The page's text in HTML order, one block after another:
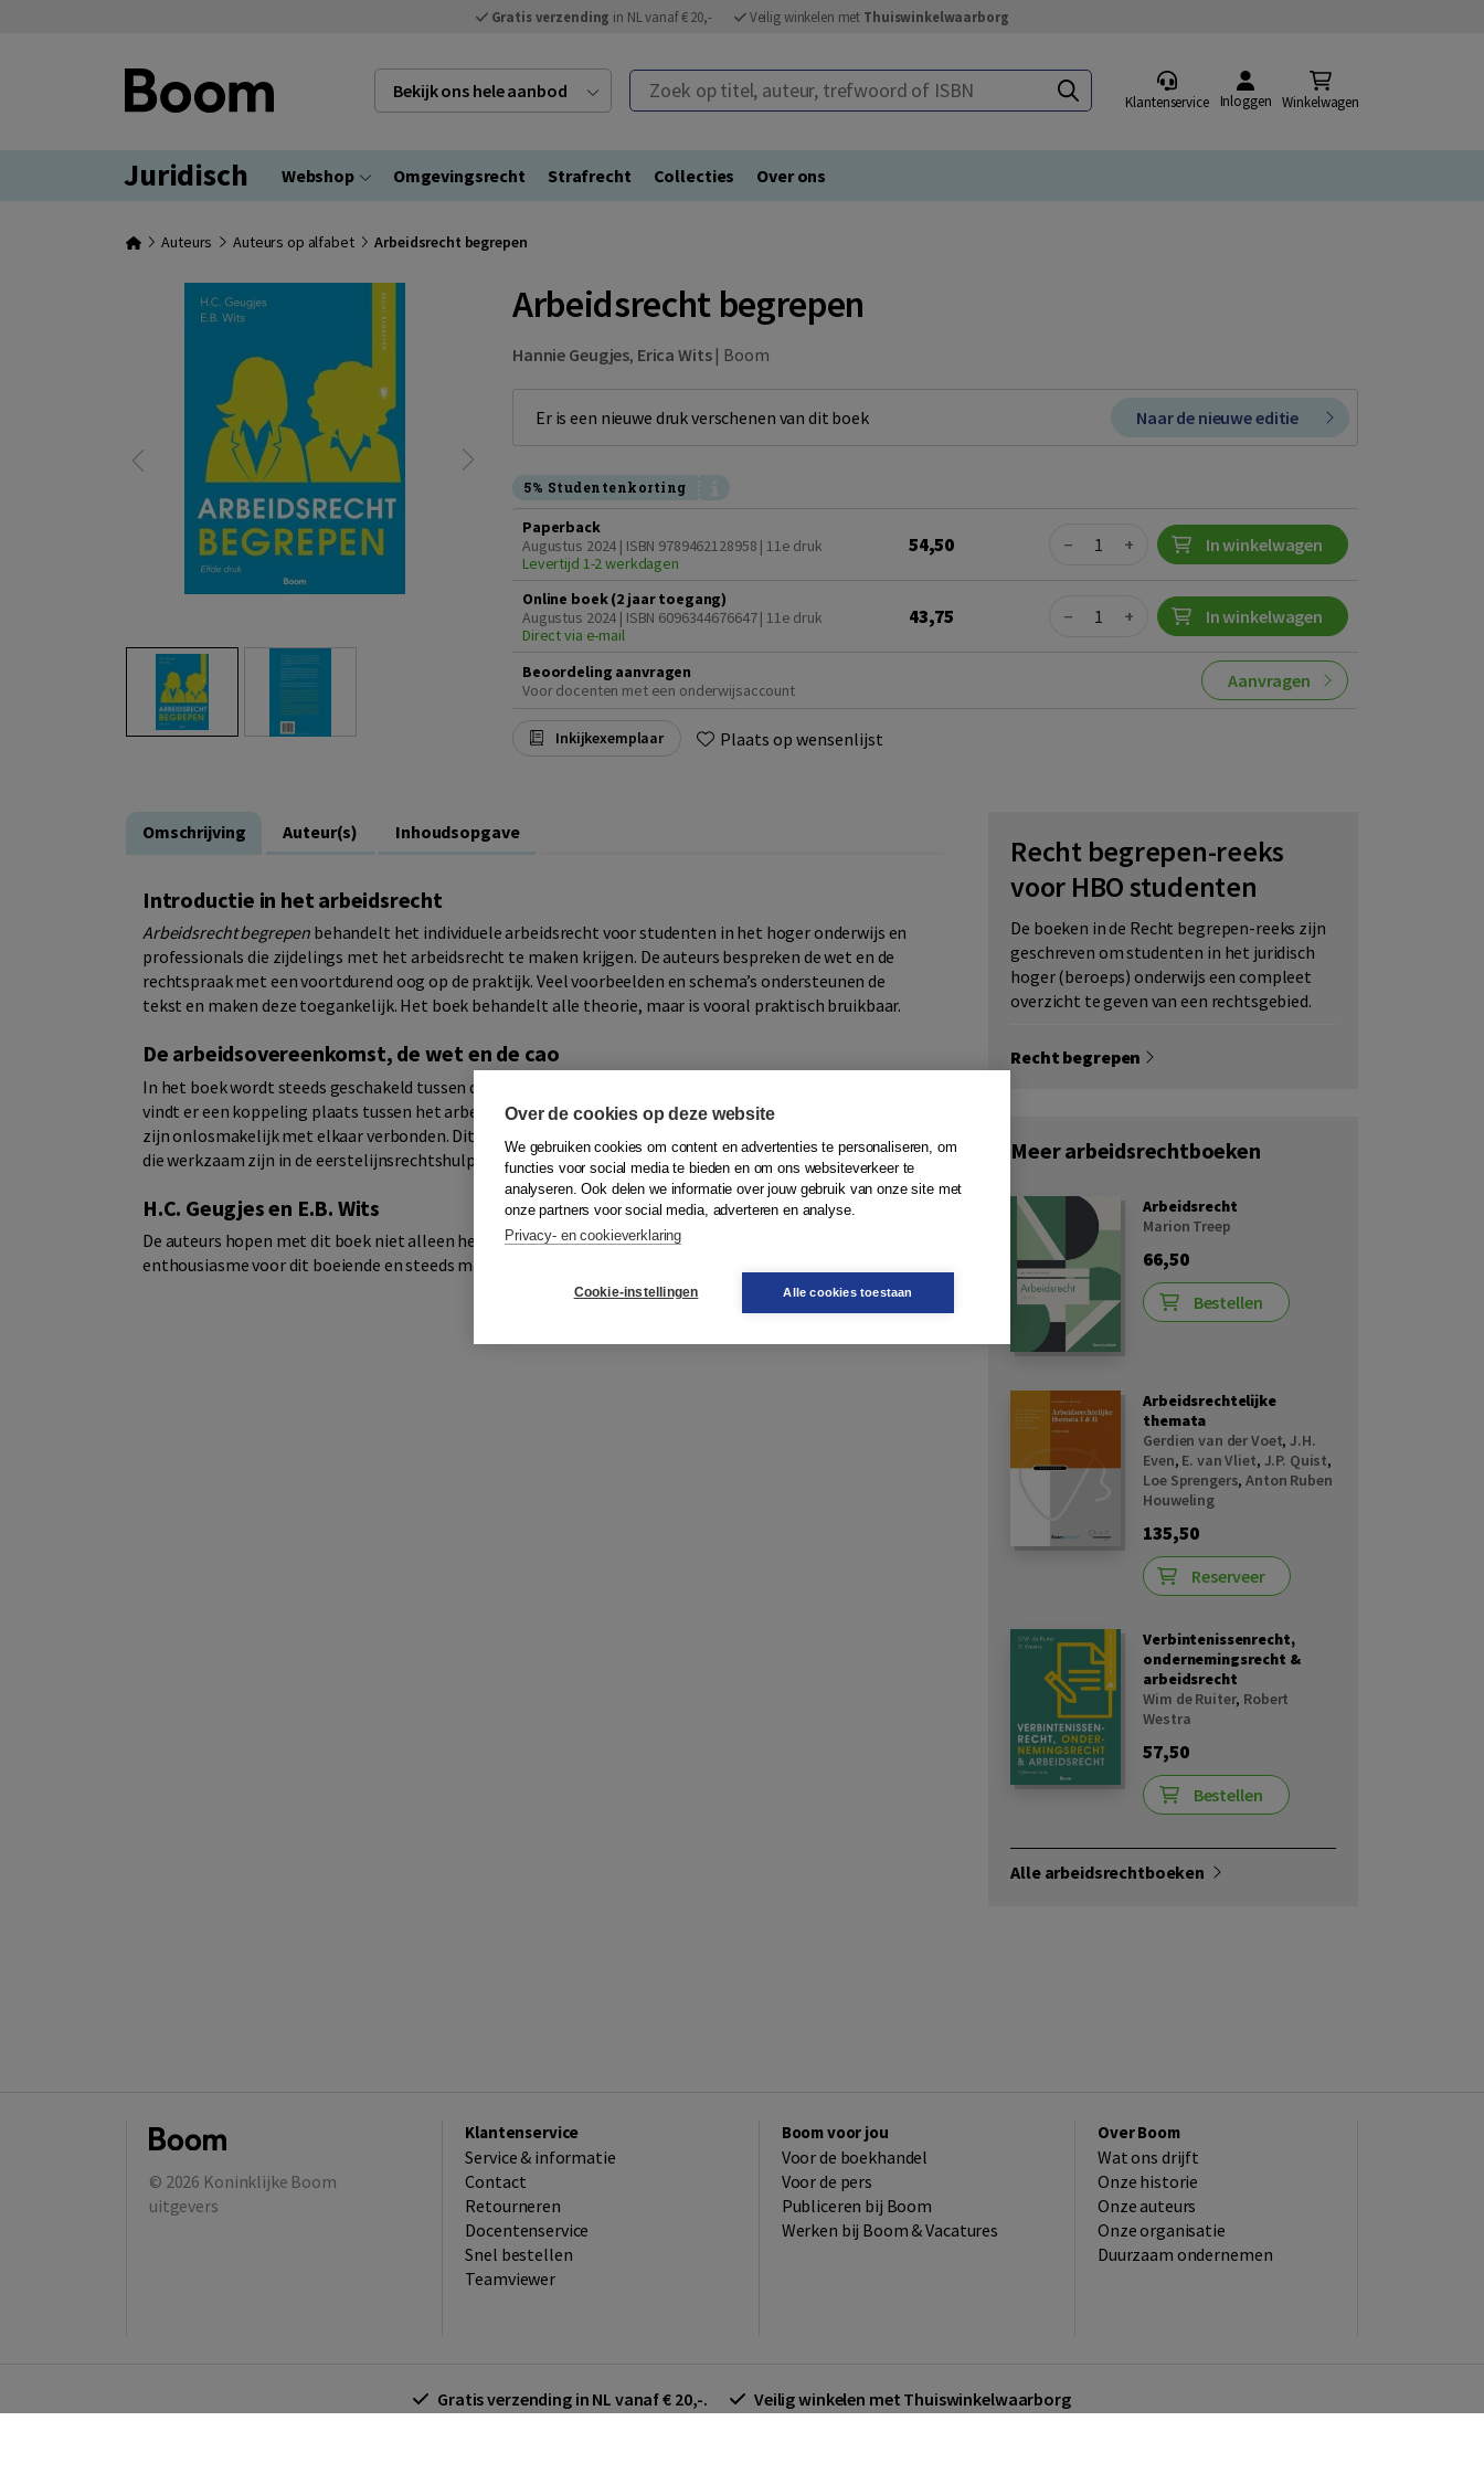
Gratis verzending in NL vanaf € 20,- Veilig winkelen met Thuiswinkelwaarborg
Bekijk ons hele aanbod Zoek op titel, auteur, trefwoord of ISBN
Klantenservice Inloggen Winkelwagen
Juridisch Webshop Omgevingsrecht Strafrecht Collecties Over ons
Auteurs Auteurs op alfabet Arbeidsrecht begrepen
Arbeidsrecht begrepen
Hannie Geugjes, Erica Wits| Boom
Er is een nieuwe druk verschenen van dit boek Naar de nieuwe editie
5% Studentenkorting
Paperback
Augustus 2024 | ISBN 9789462128958 | 11e druk
Levertijd 1-2 werkdagen
54,50 Quantity
− + In winkelwagen
Online boek (2 jaar toegang)
Augustus 2024 | ISBN 6096344676647 | 11e druk
Direct via e-mail
43,75 Quantity
− + In winkelwagen
Beoordeling aanvragen
Voor docenten met een onderwijsaccount
Aanvragen
Inkijkexemplaar Plaats op wensenlijst
Omschrijving Auteur(s) Inhoudsopgave
Introductie in het arbeidsrecht
Arbeidsrecht begrepen behandelt het individuele arbeidsrecht voor studenten in het hoger onderwijs en
professionals die zijdelings met het arbeidsrecht te maken krijgen. De auteurs bespreken de wet en de
rechtspraak met een voortdurend oog op de praktijk. Veel voorbeelden en schema’s ondersteunen de
tekst en maken deze toegankelijk. Het boek behandelt alle theorie, maar is vooral praktisch bruikbaar.
De arbeidsovereenkomst, de wet en de cao
In het boek wordt steeds geschakeld tussen de inhoud van de arbeidsovereenkomst, de wet en de cao. Ook
vindt er een koppeling plaats tussen het arbeidsrecht en het socialezekerheidsrecht. Deze rechtsgebieden
zijn onlosmakelijk met elkaar verbonden. Dit maakt het boek ook geschikt voor juridische professionals
die werkzaam zijn in de eerstelijnsrechtshulp of -informatie en -advies.
H.C. Geugjes en E.B. Wits
De auteurs hopen met dit boek niet alleen het arbeidsrecht goed over te brengen, maar ook hun
enthousiasme voor dit boeiende en steeds maar wijzigende onderdeel van het recht.
Recht begrepen-reeks
voor HBO studenten
De boeken in de Recht begrepen-reeks zijn
geschreven om studenten in het juridisch
hoger (beroeps) onderwijs een compleet
overzicht te geven van een rechtsgebied.
Recht begrepen
Meer arbeidsrechtboeken
Arbeidsrecht
Marion Treep
66,50
Bestellen
Arbeidsrechtelijke
themata
Gerdien van der Voet,J.H.
Even, E. van Vliet, J.P. Quist,
Loe Sprengers,Anton Ruben
Houweling
135,50
Reserveer
Verbintenissenrecht,
ondernemingsrecht &
arbeidsrecht
Wim de Ruiter, Robert
Westra
57,50
Bestellen
Alle arbeidsrechtboeken
© 2026 Koninklijke Boom
uitgevers
Klantenservice
Service & informatie
Contact
Retourneren
Docentenservice
Snel bestellen
Teamviewer
Boom voor jou
Voor de boekhandel
Voor de pers
Publiceren bij Boom
Werken bij Boom & Vacatures
Over Boom
Wat ons drijft
Onze historie
Onze auteurs
Onze organisatie
Duurzaam ondernemen
Gratis verzending in NL vanaf € 20,-. Veilig winkelen met Thuiswinkelwaarborg
Over de cookies op deze website
We gebruiken cookies om content en advertenties te personaliseren, om
functies voor social media te bieden en om ons websiteverkeer te
analyseren. Ook delen we informatie over jouw gebruik van onze site met
onze partners voor social media, adverteren en analyse.
Privacy- en cookieverklaring
Cookie-instellingen Alle cookies toestaan